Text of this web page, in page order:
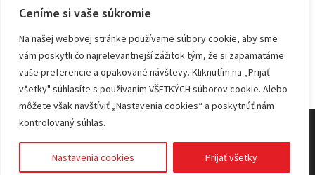
Ceníme si vaše súkromie
Na našej webovej stránke používame súbory cookie, aby sme
vám poskytli čo najrelevantnejší zážitok tým, že si zapamätáme
vaše preferencie a opakované návštevy. Kliknutím na „Prijať
všetky" súhlasíte s používaním VŠETKÝCH súborov cookie. Alebo
môžete však navštíviť „Nastavenia cookies“ a poskytnúť nám
kontrolovaný súhlas.
Nastavenia cookies Prijať všetky